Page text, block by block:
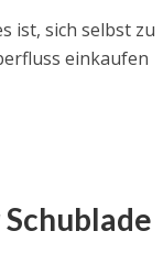
ist, sich selbst zu
einkaufen